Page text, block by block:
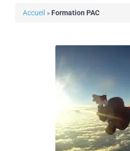
Accueil » Formation PAC